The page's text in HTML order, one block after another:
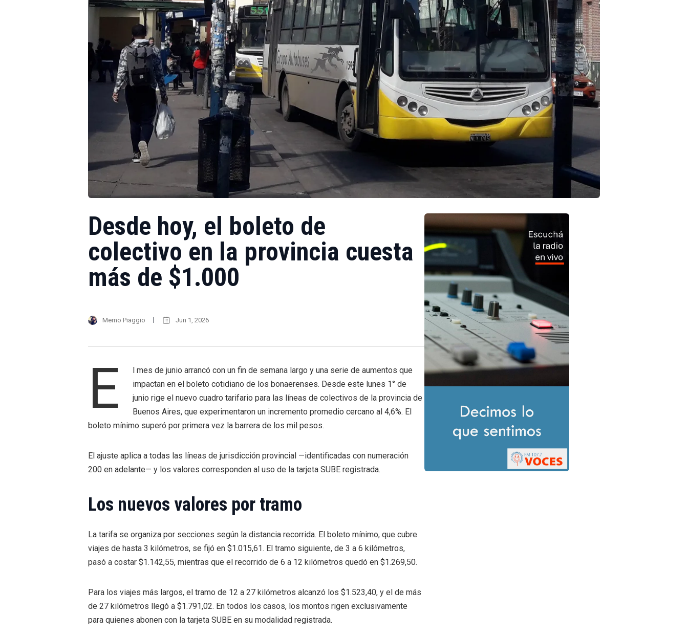
Desde hoy, el boleto de
colectivo en la provincia cuesta
más de $1.000
Memo Piaggio Jun 1, 2026
E
l mes de junio arrancó con un fin de semana largo y una serie de aumentos que
impactan en el boleto cotidiano de los bonaerenses. Desde este lunes 1° de
junio rige el nuevo cuadro tarifario para las líneas de colectivos de la provincia de
Buenos Aires, que experimentaron un incremento promedio cercano al 4,6%. El
boleto mínimo superó por primera vez la barrera de los mil pesos.
El ajuste aplica a todas las líneas de jurisdicción provincial —identificadas con numeración
200 en adelante— y los valores corresponden al uso de la tarjeta SUBE registrada.
Los nuevos valores por tramo
La tarifa se organiza por secciones según la distancia recorrida. El boleto mínimo, que cubre
viajes de hasta 3 kilómetros, se fijó en $1.015,61. El tramo siguiente, de 3 a 6 kilómetros,
pasó a costar $1.142,55, mientras que el recorrido de 6 a 12 kilómetros quedó en $1.269,50.
Para los viajes más largos, el tramo de 12 a 27 kilómetros alcanzó los $1.523,40, y el de más
de 27 kilómetros llegó a $1.791,02. En todos los casos, los montos rigen exclusivamente
para quienes abonen con la tarjeta SUBE en su modalidad registrada.